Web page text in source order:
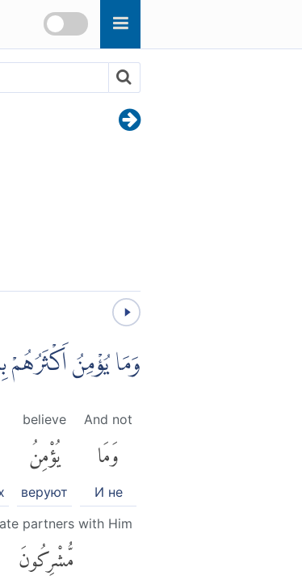
وَمَا يُؤْمِنُ اَكْثَرُهُمْ
And not
وَمَا
И не
believe
يُؤْمِنُ
веруют
partners with Him
مُّشْرِكُونَ